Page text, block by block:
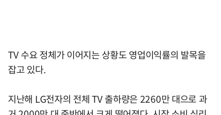
TV 수요 정체가 이어지는 상황도 영업이익률의 발목을
잡고 있다.
지난해 LG전자의 전체 TV 출하량은 2260만 대으로 과